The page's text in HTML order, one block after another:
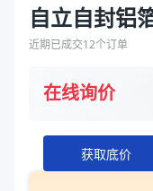
自立自封铝
近期已成交12个订单
在线询价
获取底价